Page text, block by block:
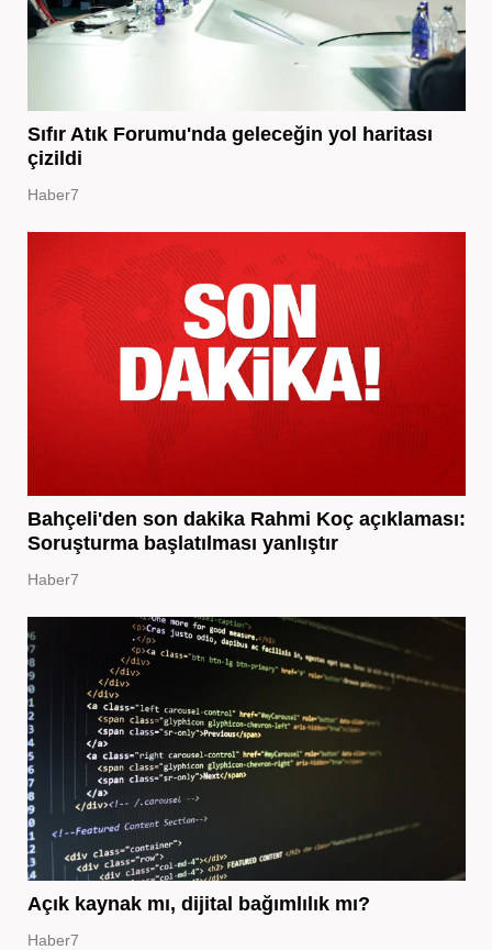
Sıfır Atık Forumu'nda geleceğin yol haritası
çizildi
Haber7
Bahçeli'den son dakika Rahmi Koç açıklaması:
Soruşturma başlatılması yanlıştır
Haber7
Açık kaynak mı, dijital bağımlılık mı?
Haber7